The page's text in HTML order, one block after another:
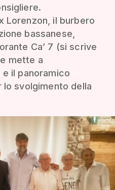
Lorenzon, il burbero
bassanese,
Ca’ 7 (si scrive
mette a
il panoramico
lo svolgimento della